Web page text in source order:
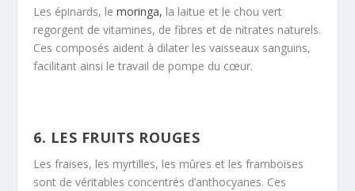
Les épinards, lemoringa, la laitue et le chou vert
regorgent de vitamines, de fibres et de nitrates naturels.
Ces composés aident à dilater les vaisseaux sanguins,
facilitant ainsi le travail de pompe du cœur.
6. LES FRUITS ROUGES
Les fraises, les myrtilles, les mûres et les framboises
sont de véritables concentrés d’anthocyanes. Ces